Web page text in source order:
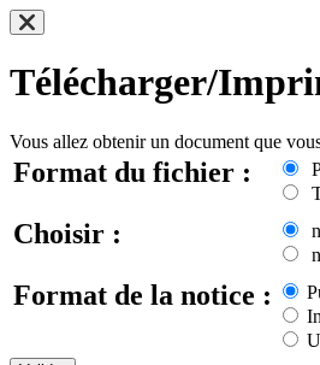
Télécharger/
Vous allez obtenir un document que
Format du fichier :
Choisir :
Format de la notice :